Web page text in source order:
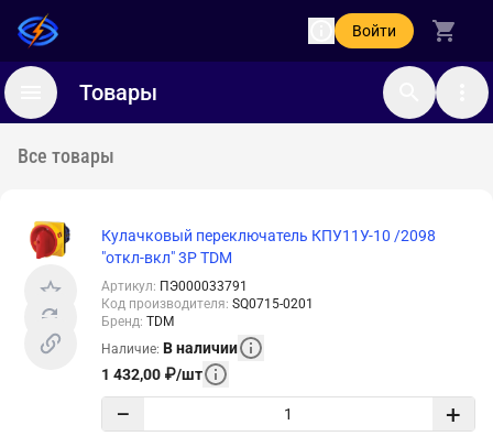
Войти
Товары
Все товары
Кулачковый переключатель КПУ11У-10 /2098
"откл-вкл" 3Р TDM
Артикул: ПЭ000033791
Код производителя: SQ0715-0201
Бренд: TDM
Наличие: В наличии
1 432,00 ₽/шт
− +